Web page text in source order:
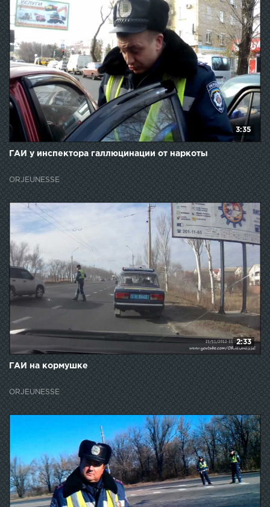
3:35
ГАИ у инспектора галлюцинации от наркоты
ORJEUNESSE
2:33
ГАИ на кормушке
ORJEUNESSE